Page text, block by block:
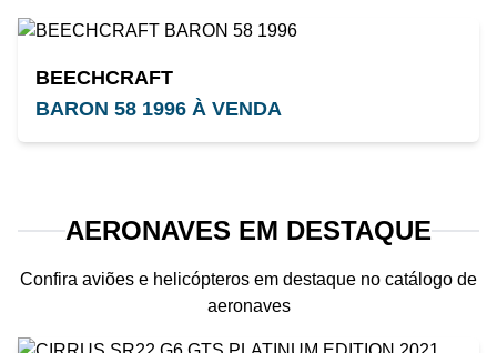
BEECHCRAFT
BARON 58 1996 À VENDA
AERONAVES EM DESTAQUE
Confira aviões e helicópteros em destaque no catálogo de
aeronaves